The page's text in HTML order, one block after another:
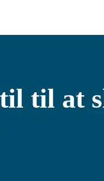
til at